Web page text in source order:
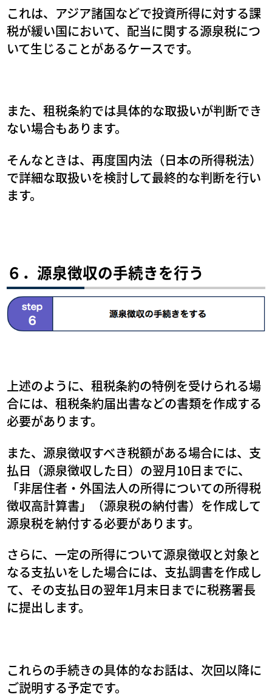
これは、アジア諸国などで投資所得に対する課
税が緩い国において、配当に関する源泉税につ
いて生じることがあるケースです。
また、租税条約では具体的な取扱いが判断でき
ない場合もあります。
そんなときは、再度国内法（日本の所得税法）
で詳細な取扱いを検討して最終的な判断を行い
ます。
６．源泉徴収の手続きを行う
上述のように、租税条約の特例を受けられる場
合には、租税条約届出書などの書類を作成する
必要があります。
また、源泉徴収すべき税額がある場合には、支
払日（源泉徴収した日）の翌月10日までに、
「非居住者・外国法人の所得についての所得税
徴収高計算書」（源泉税の納付書）を作成して
源泉税を納付する必要があります。
さらに、一定の所得について源泉徴収と対象と
なる支払いをした場合には、支払調書を作成し
て、その支払日の翌年1月末日までに税務署長
に提出します。
これらの手続きの具体的なお話は、次回以降に
ご説明する予定です。